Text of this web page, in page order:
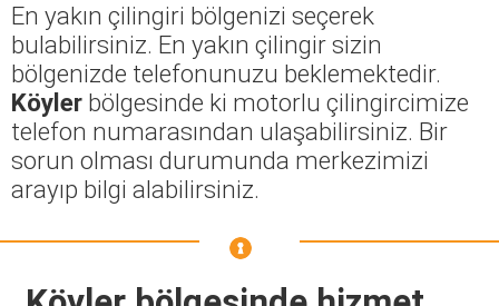
En yakın çilingiri bölgenizi seçerek
bulabilirsiniz. En yakın çilingir sizin
bölgenizde telefonunuzu beklemektedir.
Köyler bölgesinde ki motorlu çilingircimize
telefon numarasından ulaşabilirsiniz. Bir
sorun olması durumunda merkezimizi
arayıp bilgi alabilirsiniz.